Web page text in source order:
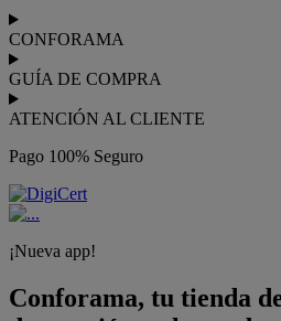
CONFORAMA
GUÍA DE COMPRA
ATENCIÓN AL CLIENTE
Pago 100% Seguro
¡Nueva app!
Conforama, tu tienda